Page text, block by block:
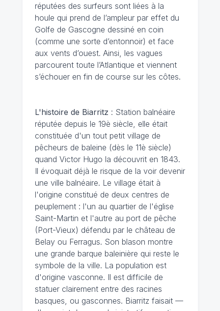
réputées des surfeurs sont liées à la
houle qui prend de l’ampleur par effet du
Golfe de Gascogne dessiné en coin
(comme une sorte d’entonnoir) et face
aux vents d’ouest. Ainsi, les vagues
parcourent toute l’Atlantique et viennent
s’échouer en fin de course sur les côtes.
L'histoire de Biarritz : Station balnéaire
réputée depuis le 19è siècle, elle était
constituée d'un tout petit village de
pêcheurs de baleine (dès le 11è siècle)
quand Victor Hugo la découvrit en 1843.
Il évoquait déjà le risque de la voir devenir
une ville balnéaire. Le village était à
l'origine constitué de deux centres de
peuplement : l'un au quartier de l'église
Saint-Martin et l'autre au port de pêche
(Port-Vieux) défendu par le château de
Belay ou Ferragus. Son blason montre
une grande barque baleinière qui reste le
symbole de la ville. La population est
d'origine vasconne. Il est difficile de
statuer clairement entre des racines
basques, ou gasconnes. Biarritz faisait —